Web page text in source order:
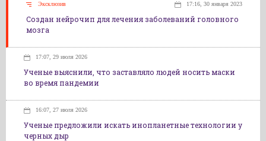
Эксклюзив 17:16, 30 января 2023
Создан нейрочип для лечения заболеваний головного
мозга
17:07, 29 июля 2026
Ученые выяснили, что заставляло людей носить маски
во время пандемии
16:07, 27 июля 2026
Ученые предложили искать инопланетные технологии у
черных дыр